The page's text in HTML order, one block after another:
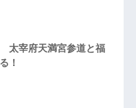
太宰府天満宮参道と福
！